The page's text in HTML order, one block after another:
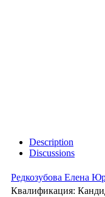
Description
Discussions
Редкозубова Елена
Квалификация: